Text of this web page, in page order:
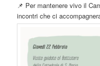
📌 Per mantenere vivo il
incontri che ci